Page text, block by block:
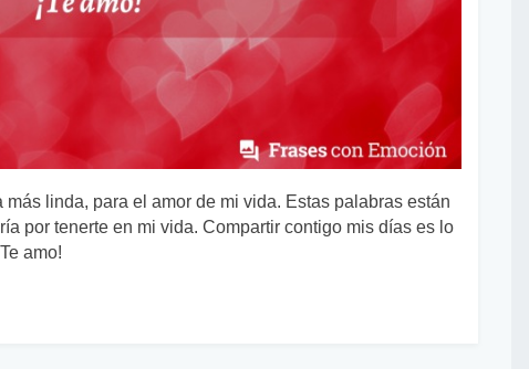
linda, para el amor de mi vida. Estas palabras están
por tenerte en mi vida. Compartir contigo mis días es lo
amo!